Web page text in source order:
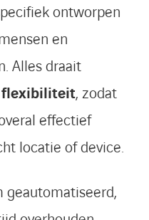
ontworpen
en
Alles draait
flexibiliteit, zodat
effectief
locatie of device.
geautomatiseerd,